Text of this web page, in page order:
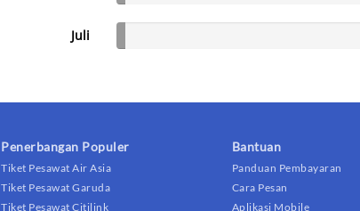
Juli
Penerbangan Populer
Tiket Pesawat Air Asia
Tiket Pesawat Garuda
Tiket Pesawat Citilink
Bantuan
Panduan Pembayaran
Cara Pesan
Aplikasi Mobile